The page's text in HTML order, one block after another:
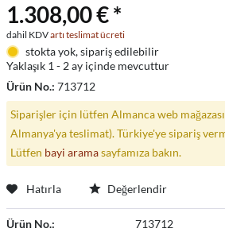
1.308,00 € *
dahil KDVartı teslimat ücreti
stokta yok, sipariş edilebilir
Yaklaşık 1 - 2 ay içinde mevcuttur
Ürün No.: 713712
Siparişler için lütfen Almanca web
Almanya'ya teslimat). Türkiye'ye sipariş
Lütfen bayi aramasayfamıza bakın.
Hatırla Değerlendir
Ürün No.: 713712